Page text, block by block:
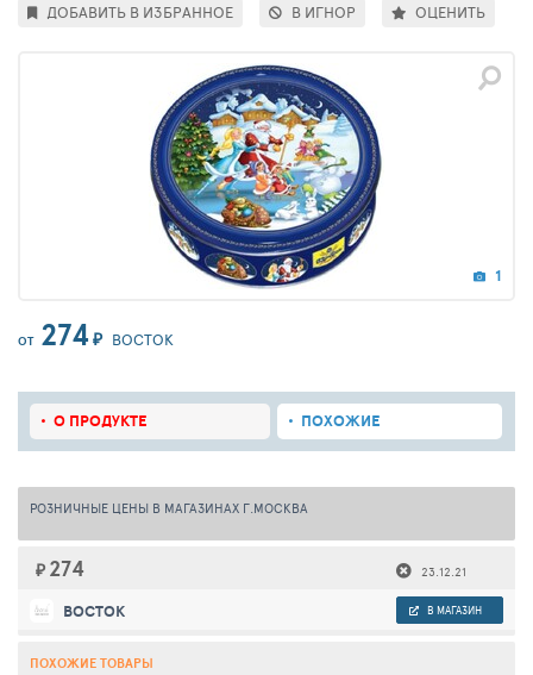
1
ОТ 274 ₽ ВОСТОК
ДОБАВИТЬ В ИЗБРАННОЕ В ИГНОР ОЦЕНИТЬ
О ПРОДУКТЕ ПОХОЖИЕ
РОЗНИЧНЫЕ ЦЕНЫ В МАГАЗИНАХ Г.МОСКВА
₽ 274 23.12.21
ВОСТОК В МАГАЗИН
ПОХОЖИЕ ТОВАРЫ